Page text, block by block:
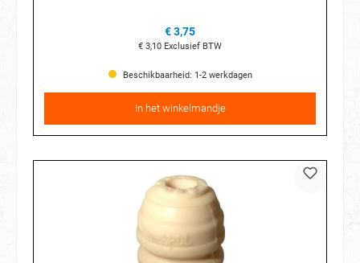
€ 3,75
€ 3,10 Exclusief BTW
Beschikbaarheid: 1-2 werkdagen
In het winkelmandje